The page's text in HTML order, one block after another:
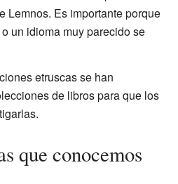
Lemnos. Es importante porque
un idioma muy parecido se
etruscas se han
de libros para que los
que conocemos